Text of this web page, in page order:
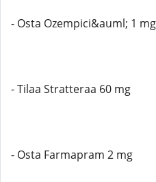
- Osta Ozempici&auml; 1 mg
- Tilaa Stratteraa 60 mg
- Osta Farmapram 2 mg